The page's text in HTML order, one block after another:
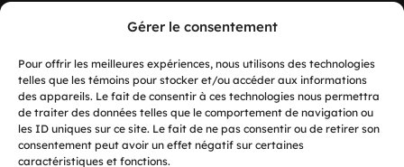
Gérer le consentement
Pour offrir les meilleures expériences, nous utilisons des technologies
telles que les témoins pour stocker et/ou accéder aux informations
des appareils. Le fait de consentir à ces technologies nous permettra
de traiter des données telles que le comportement de navigation ou
les ID uniques sur ce site. Le fait de ne pas consentir ou de retirer son
consentement peut avoir un effet négatif sur certaines
caractéristiques et fonctions.
École supérieure d’études internationales
1030 Av. des Sciences Humaines
Québec, QC
Canada G1V 0A6